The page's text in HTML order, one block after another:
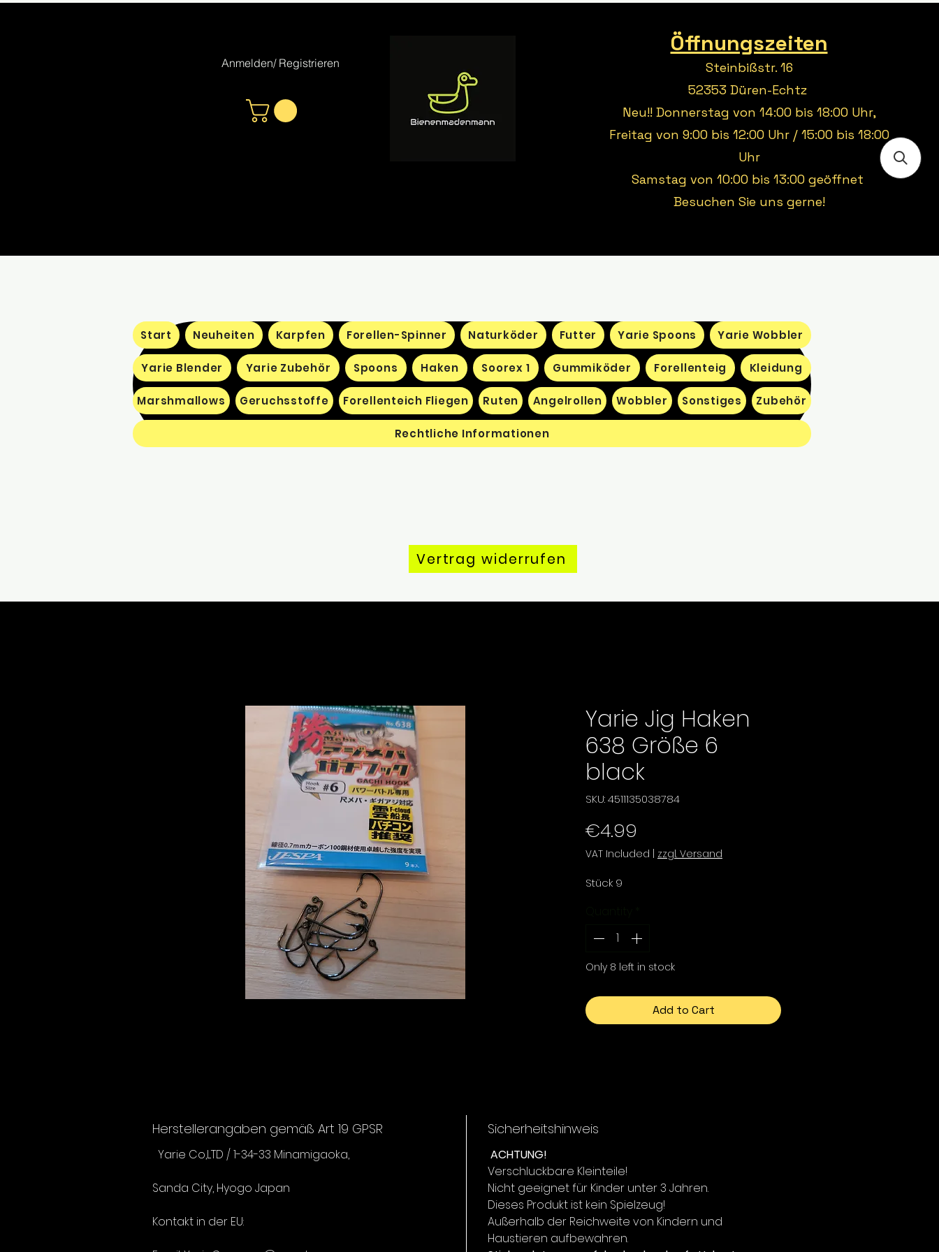
Anmelden/ Registrieren
Öffnungszeiten
Steinbißstr. 16
52353 Düren-Echtz
Neu!! Donnerstag von 14:00 bis 18:00 Uhr,
Freitag von 9:00 bis 12:00 Uhr / 15:00 bis 18:00
Uhr
Samstag von 10:00 bis 13:00 geöffnet
Besuchen Sie uns gerne!
Start Neuheiten Karpfen Forellen-Spinner Naturköder Futter Yarie Spoons Yarie Wobbler
Yarie Blender Yarie Zubehör Spoons Haken Soorex 1 Gummiköder Forellenteig Kleidung
Marshmallows Geruchsstoffe Forellenteich Fliegen Ruten Angelrollen Wobbler Sonstiges Zubehör
Rechtliche Informationen
Vertrag widerrufen
Yarie Jig Haken
638 Größe 6
black
SKU: 4511135038784
€4.99
VAT Included zzgl. Versand
Stück 9
Only 8 left in stock
Add to Cart
Herstellerangaben gemäß Art 19 GPSR
Yarie Co,LTD / 1-34-33 Minamigaoka,
Sanda City, Hyogo Japan
Kontakt in der EU:
Sicherheitshinweis
ACHTUNG!
Verschluckbare Kleinteile!
Nicht geeignet für Kinder unter 3 Jahren.
Dieses Produkt ist kein Spielzeug!
Außerhalb der Reichweite von Kindern und
Haustieren aufbewahren.